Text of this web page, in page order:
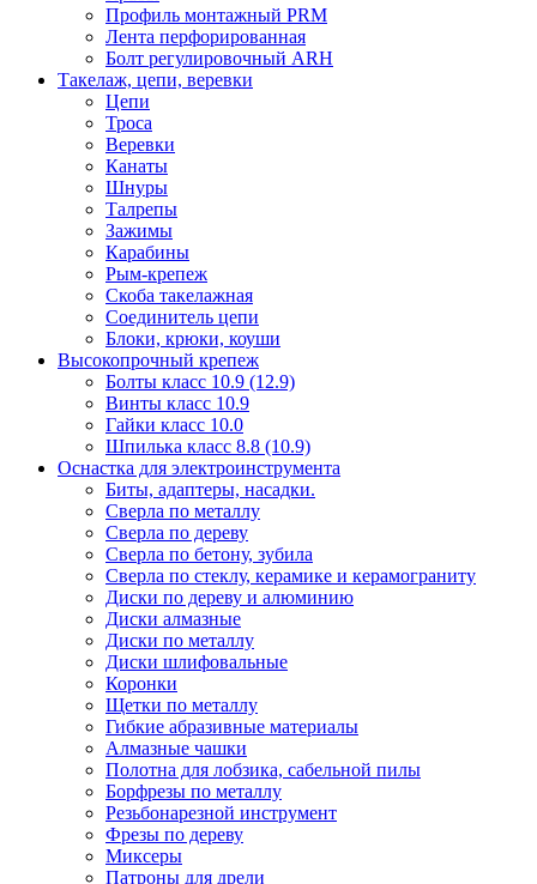
Профиль монтажный PRM
Лента перфорированная
Болт регулировочный ARH
Такелаж, цепи, веревки
Цепи
Троса
Веревки
Канаты
Шнуры
Талрепы
Зажимы
Карабины
Рым-крепеж
Скоба такелажная
Соединитель цепи
Блоки, крюки, коуши
Высокопрочный крепеж
Болты класс 10.9 (12.9)
Винты класс 10.9
Гайки класс 10.0
Шпилька класс 8.8 (10.9)
Оснастка для электроинструмента
Биты, адаптеры, насадки.
Сверла по металлу
Сверла по дереву
Сверла по бетону, зубила
Сверла по стеклу, керамике и керамограниту
Диски по дереву и алюминию
Диски алмазные
Диски по металлу
Диски шлифовальные
Коронки
Щетки по металлу
Гибкие абразивные материалы
Алмазные чашки
Полотна для лобзика, сабельной пилы
Борфрезы по металлу
Резьбонарезной инструмент
Фрезы по дереву
Миксеры
Патроны для дрели